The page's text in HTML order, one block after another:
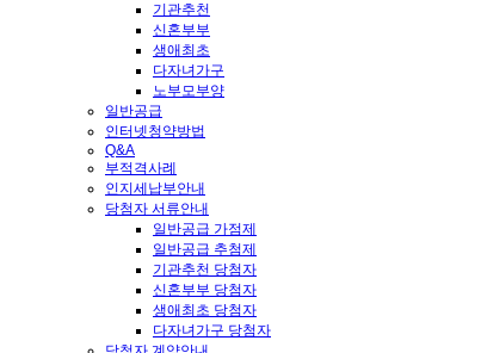
기관추천
신혼부부
생애최초
다자녀가구
노부모부양
일반공급
인터넷청약방법
Q&A
부적격사례
인지세납부안내
당첨자 서류안내
일반공급 가점제
일반공급 추첨제
기관추천 당첨자
신혼부부 당첨자
생애최초 당첨자
다자녀가구 당첨자